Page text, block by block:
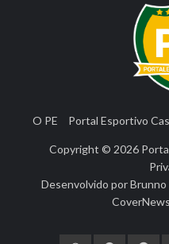
O PE Portal Esportivo
Copyright © 2026
Desenvolvido porBrunno
CoverNews